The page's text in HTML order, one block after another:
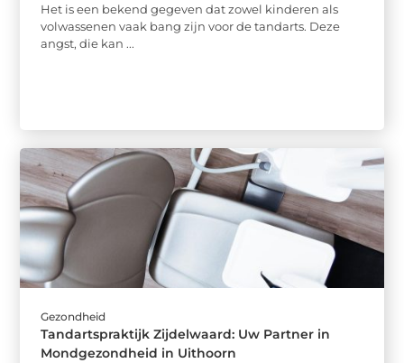
Het is een bekend gegeven dat zowel kinderen als
volwassenen vaak bang zijn voor de tandarts. Deze
angst, die kan ...
Gezondheid
Tandartspraktijk Zijdelwaard: Uw Partner in
Mondgezondheid in Uithoorn